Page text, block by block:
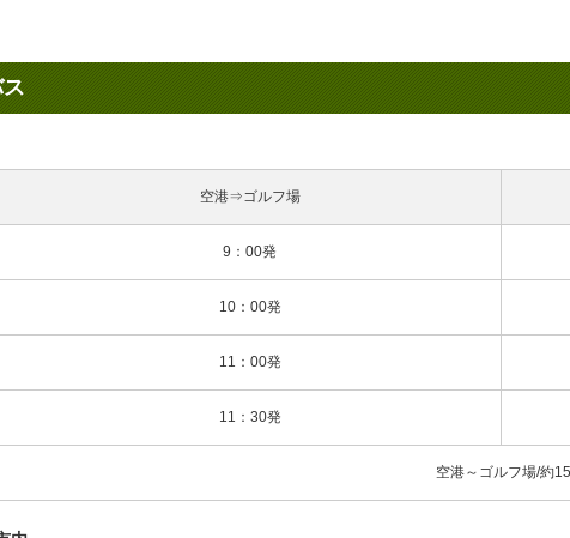
空港⇒ゴルフ場
9：00発
10：00発
11：00発
11：30発
空港～ゴルフ場/約